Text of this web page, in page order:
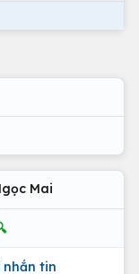
Mai
nhắn tin